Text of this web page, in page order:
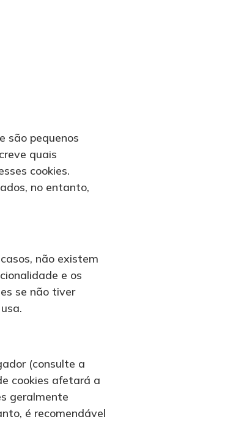
são pequenos
quais
cookies.
no entanto,
não existem
e os
se não tiver
(consulte a
cookies afetará a
geralmente
é recomendável